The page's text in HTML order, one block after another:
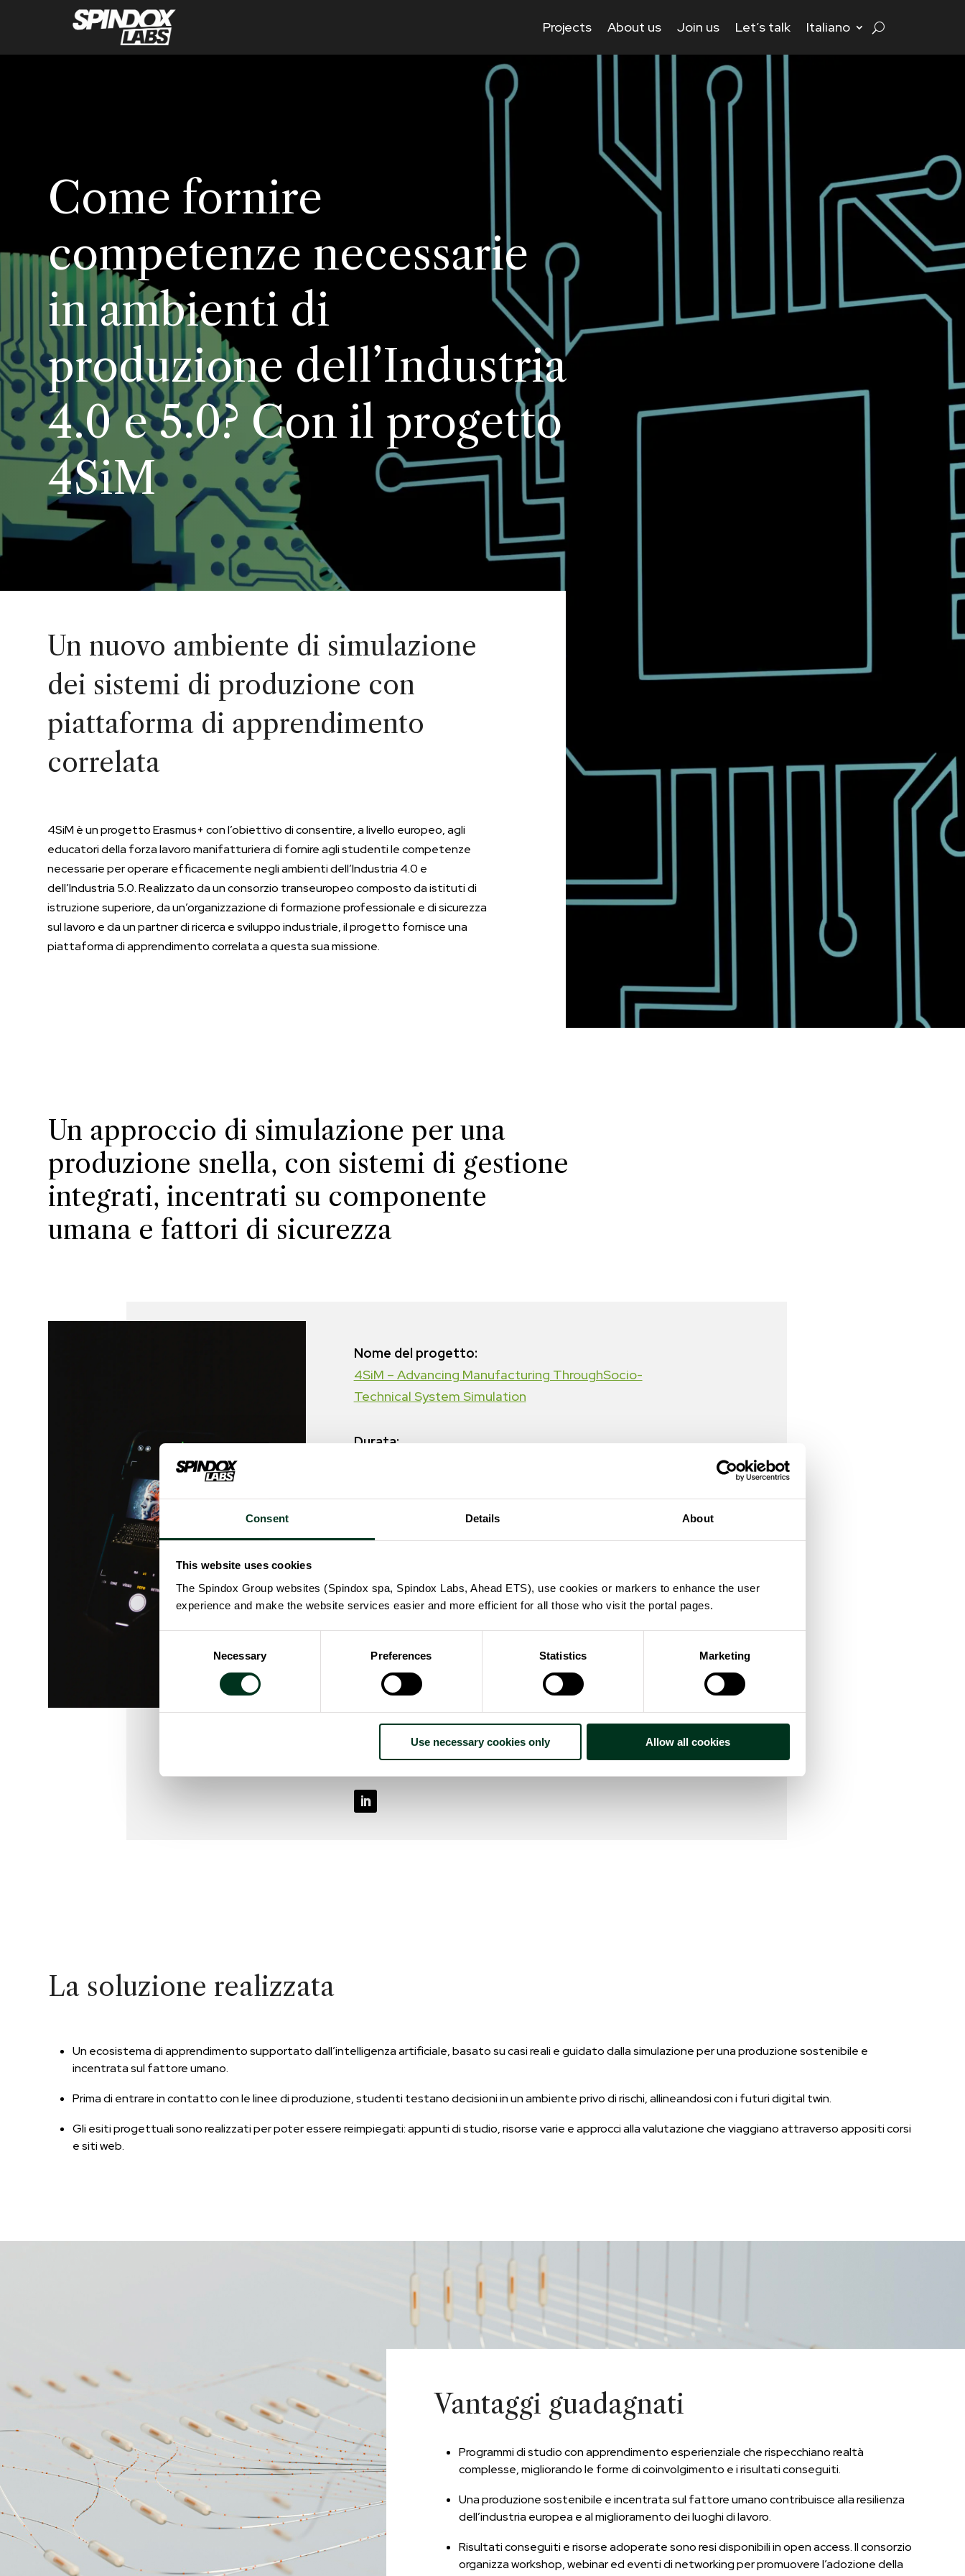
Consent Details About
This website uses cookies
The Spindox Group websites (Spindox spa, Spindox Labs, Ahead ETS), use cookies or markers to enhance the user
experience and make the website services easier and more efficient for all those who visit the portal pages.
Necessary Preferences Statistics Marketing
Use necessary cookies only Allow all cookies
Projects About us Join us Let’s talk Italiano
Come fornire
competenze necessarie
in ambienti di
produzione dell’Industria
4.0 e 5.0? Con il progetto
4SiM
Un nuovo ambiente di simulazione
dei sistemi di produzione con
piattaforma di apprendimento
correlata
4SiM è un progetto Erasmus+ con l’obiettivo di consentire, a livello europeo, agli
educatori della forza lavoro manifatturiera di fornire agli studenti le competenze
necessarie per operare efficacemente negli ambienti dell’Industria 4.0 e
dell’Industria 5.0. Realizzato da un consorzio transeuropeo composto da istituti di
istruzione superiore, da un’organizzazione di formazione professionale e di sicurezza
sul lavoro e da un partner di ricerca e sviluppo industriale, il progetto fornisce una
piattaforma di apprendimento correlata a questa sua missione.
Un approccio di simulazione per una
produzione snella, con sistemi di gestione
integrati, incentrati su componente
umana e fattori di sicurezza
Nome del progetto:
4SiM – Advancing Manufacturing ThroughSocio-
Technical System Simulation
Durata:
Cyber-Physical Systems (CPS)
University of Oulu
Hellenic Institute for
Occupational Health and Safety
,University of
Kragujevac,Technological University Dublin
Contatti:
La soluzione realizzata
Un ecosistema di apprendimento supportato dall’intelligenza artificiale, basato su casi reali e guidato dalla simulazione per una produzione sostenibile e
incentrata sul fattore umano.
Prima di entrare in contatto con le linee di produzione, studenti testano decisioni in un ambiente privo di rischi, allineandosi con i futuri digital twin.
Gli esiti progettuali sono realizzati per poter essere reimpiegati: appunti di studio, risorse varie e approcci alla valutazione che viaggiano attraverso appositi corsi
e siti web.
Vantaggi guadagnati
Programmi di studio con apprendimento esperienziale che rispecchiano realtà
complesse, migliorando le forme di coinvolgimento e i risultati conseguiti.
Una produzione sostenibile e incentrata sul fattore umano contribuisce alla resilienza
dell’industria europea e al miglioramento dei luoghi di lavoro.
Risultati conseguiti e risorse adoperate sono resi disponibili in open access. Il consorzio
organizza workshop, webinar ed eventi di networking per promuovere l’adozione della